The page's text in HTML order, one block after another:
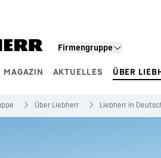
Firmengruppe
MAGAZIN AKTUELLES ÜBER
Über Liebherr Liebherr in